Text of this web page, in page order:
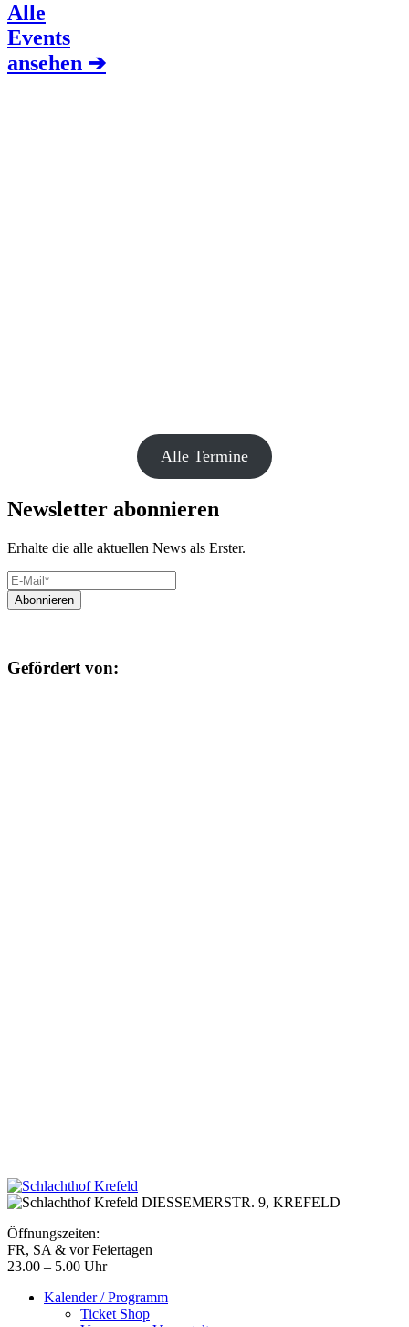
Alle
Events
ansehen ➔
Alle Termine
Newsletter abonnieren
Erhalte die alle aktuellen News als Erster.
Gefördert von:
DIESSEMERSTR. 9, KREFELD
Öffnungszeiten:
FR, SA & vor Feiertagen
23.00 – 5.00 Uhr
Kalender / Programm
Ticket Shop